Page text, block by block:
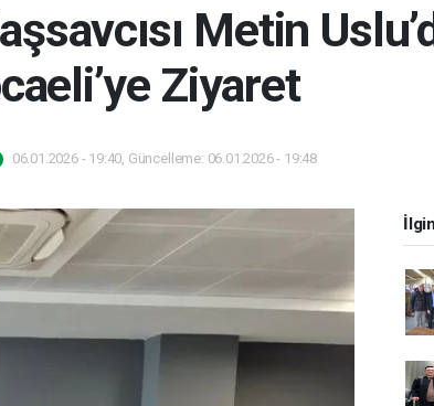
Metin
Ziyaret
06.01.2026 - 19:40, Güncelleme: 06.01.2026 - 19:48